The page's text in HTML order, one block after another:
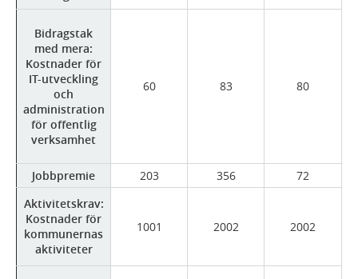
Bidragstak
med mera:
Kostnader för
IT-utveckling
och
administration
för offentlig
verksamhet
60 83 80
Jobbpremie 203 356
72
Aktivitetskrav:
Kostnader för
kommunernas
aktiviteter
1001 2002 2002